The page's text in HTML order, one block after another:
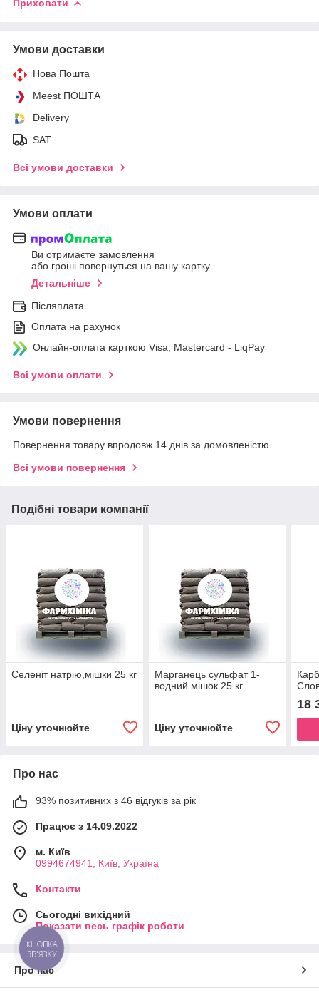
Приховати
Умови доставки
Нова Пошта
Meest ПОШТА
Delivery
SAT
Всі умови доставки
Умови оплати
Ви отримаєте замовлення
або гроші повернуться на вашу картку
Детальніше
Післяплата
Оплата на рахунок
Онлайн-оплата карткою Visa, Mastercard - LiqPay
Всі умови оплати
Умови повернення
Повернення товару впродовж 14 днів за домовленістю
Всі умови повернення
Подібні товари компанії
Селеніт натрію,мішки 25 кг
Ціну уточнюйте
Марганець сульфат 1-
водний мішок 25 кг
Ціну уточнюйте
18
Про нас
93% позитивних з 46 відгуків за рік
Працює з 14.09.2022
м. Київ
0994674941, Київ, Україна
Контакти
Сьогодні вихідний
Показати весь графік роботи
Про нас
КНОПКА
ЗВ'ЯЗКУ